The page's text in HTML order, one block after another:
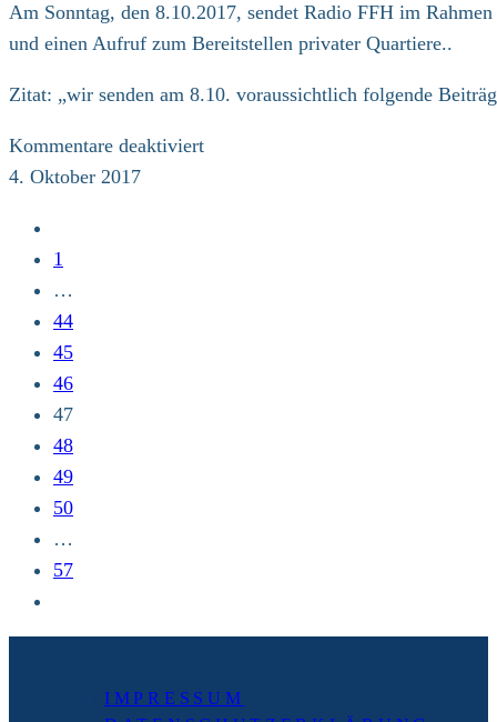
Wartburg
Am Sonntag, den 8.10.2017, sendet Radio FFH im
und einen Aufruf zum Bereitstellen privater Quartiere..
Zitat: „wir senden am 8.10. voraussichtlich folgende
Kommentare deaktiviertfür
4. Oktober 2017
vorherigen
Seite
1
…
44
45
46
47
48
49
50
…
57
nächsten
IMPRESSUM